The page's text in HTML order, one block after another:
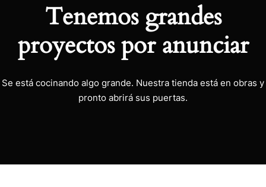
Tenemos grandes
proyectos por anunciar
Se está cocinando algo grande. Nuestra tienda está en obras y
pronto abrirá sus puertas.